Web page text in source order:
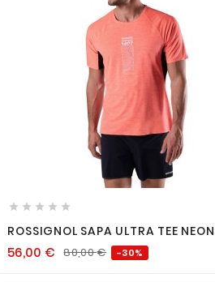
  
    
ROSSIGNOL SAPA ULTRA TEE
56,00€ 80,00€ -30%